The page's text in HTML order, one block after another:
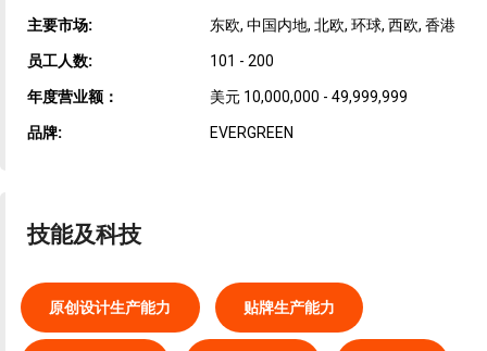
主要市场: 东欧, 中国内地, 北欧, 环球, 西欧, 香港
员工人数: 101 - 200
年度营业额： 美元 10,000,000 - 49,999,999
品牌: EVERGREEN
技能及科技
原创设计生产能力 贴牌生产能力